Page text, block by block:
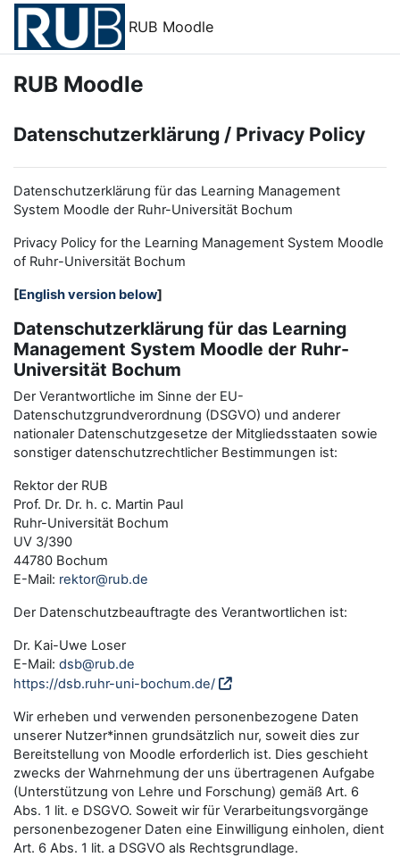
Skip to main content
RUB Moodle
RUB Moodle
Datenschutzerklärung / Privacy Policy
Datenschutzerklärung für das Learning Management
System Moodle der Ruhr-Universität Bochum
Privacy Policy for the Learning Management System Moodle
of Ruhr-Universität Bochum
[English version below]
Datenschutzerklärung für das Learning
Management System Moodle der Ruhr-
Universität Bochum
Der Verantwortliche im Sinne der EU-
Datenschutzgrundverordnung (DSGVO) und anderer
nationaler Datenschutzgesetze der Mitgliedsstaaten sowie
sonstiger datenschutzrechtlicher Bestimmungen ist:
Rektor der RUB
Prof. Dr. Dr. h. c. Martin Paul
Ruhr-Universität Bochum
UV 3/390
44780 Bochum
E-Mail: rektor@rub.de
Der Datenschutzbeauftragte des Verantwortlichen ist:
Dr. Kai-Uwe Loser
E-Mail: dsb@rub.de
https://dsb.ruhr-uni-bochum.de/
Wir erheben und verwenden personenbezogene Daten
unserer Nutzer*innen grundsätzlich nur, soweit dies zur
Bereitstellung von Moodle erforderlich ist. Dies geschieht
zwecks der Wahrnehmung der uns übertragenen Aufgabe
(Unterstützung von Lehre und Forschung) gemäß Art. 6
Abs. 1 lit. e DSGVO. Soweit wir für Verarbeitungsvorgänge
personenbezogener Daten eine Einwilligung einholen, dient
Art. 6 Abs. 1 lit. a DSGVO als Rechtsgrundlage.